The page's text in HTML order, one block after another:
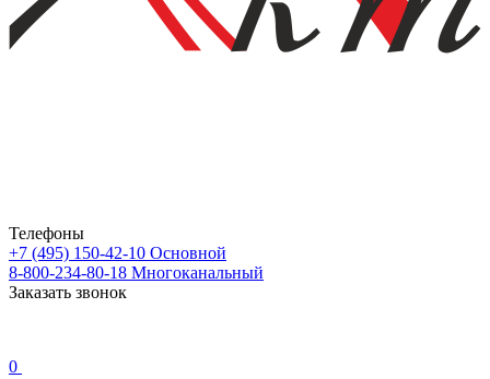
Телефоны
+7 (495) 150-42-10 Основной
8-800-234-80-18 Многоканальный
Заказать звонок
0